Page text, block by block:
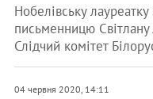
Нобелівську
письменницю
Слідчий комітет
04 червня 2020, 14:11